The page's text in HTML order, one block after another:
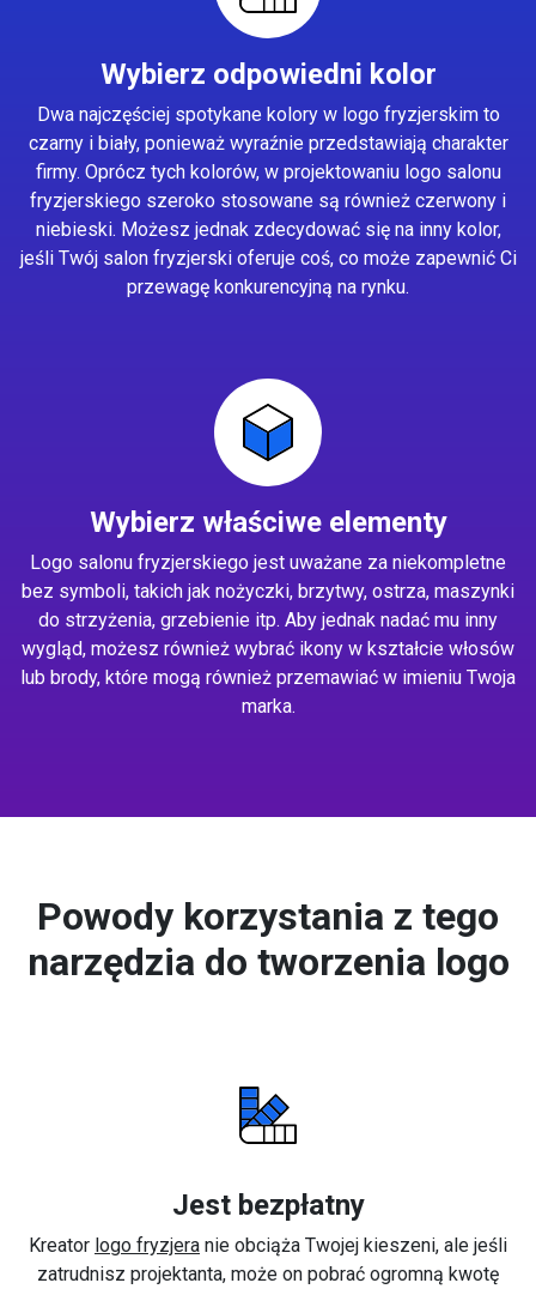
Wybierz odpowiedni kolor
Dwa najczęściej spotykane kolory w logo fryzjerskim to
czarny i biały, ponieważ wyraźnie przedstawiają charakter
firmy. Oprócz tych kolorów, w projektowaniu logo salonu
fryzjerskiego szeroko stosowane są również czerwony i
niebieski. Możesz jednak zdecydować się na inny kolor,
jeśli Twój salon fryzjerski oferuje coś, co może zapewnić Ci
przewagę konkurencyjną na rynku.
Wybierz właściwe elementy
Logo salonu fryzjerskiego jest uważane za niekompletne
bez symboli, takich jak nożyczki, brzytwy, ostrza, maszynki
do strzyżenia, grzebienie itp. Aby jednak nadać mu inny
wygląd, możesz również wybrać ikony w kształcie włosów
lub brody, które mogą również przemawiać w imieniu Twoja
marka.
Powody korzystania z tego
narzędzia do tworzenia logo
Jest bezpłatny
Kreator logo fryzjera nie obciąża Twojej kieszeni, ale jeśli
zatrudnisz projektanta, może on pobrać ogromną kwotę